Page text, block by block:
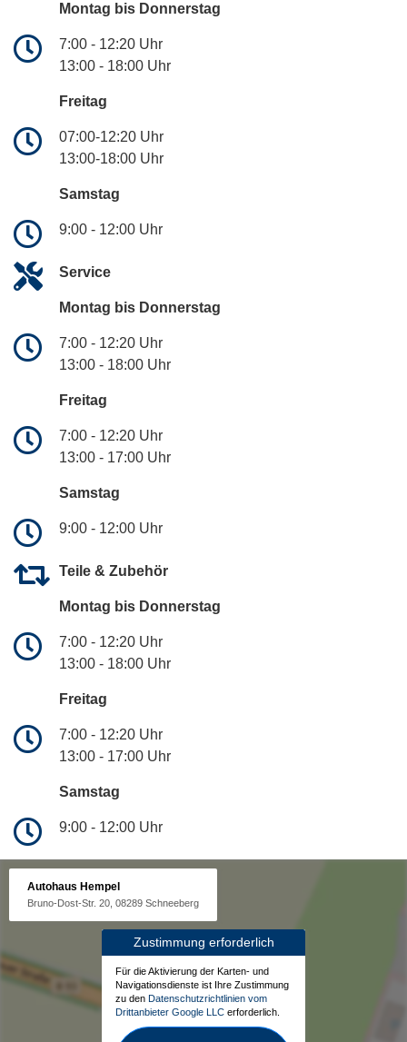
Montag bis Donnerstag
7:00 - 12:20 Uhr
13:00 - 18:00 Uhr
Freitag
07:00-12:20 Uhr
13:00-18:00 Uhr
Samstag
9:00 - 12:00 Uhr
Service
Montag bis Donnerstag
7:00 - 12:20 Uhr
13:00 - 18:00 Uhr
Freitag
7:00 - 12:20 Uhr
13:00 - 17:00 Uhr
Samstag
9:00 - 12:00 Uhr
Teile & Zubehör
Montag bis Donnerstag
7:00 - 12:20 Uhr
13:00 - 18:00 Uhr
Freitag
7:00 - 12:20 Uhr
13:00 - 17:00 Uhr
Samstag
9:00 - 12:00 Uhr
Autohaus Hempel
Bruno-Dost-Str. 20, 08289 Schneeberg
Zustimmung erforderlich
Für die Aktivierung der Karten- und
Navigationsdienste ist Ihre Zustimmung
zu den Datenschutzrichtlinien vom
Drittanbieter Google LLC erforderlich.